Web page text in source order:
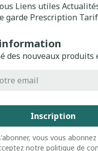
Liens utiles
garde Prescription
des nouveaux produits
Inscription
vous vous
notre politique de